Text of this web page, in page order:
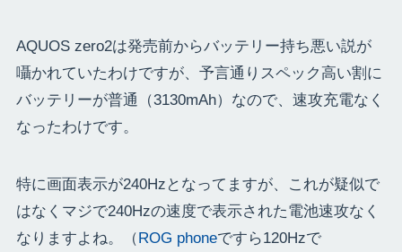
AQUOS zero2は発売前からバッテリー持ち悪い説が
囁かれていたわけですが、予言通りスペック高い割に
バッテリーが普通（3130mAh）なので、速攻充電なく
なったわけです。
特に画面表示が240Hzとなってますが、これが疑似で
はなくマジで240Hzの速度で表示された電池速攻なく
なりますよね。（ROG phoneですら120Hzで